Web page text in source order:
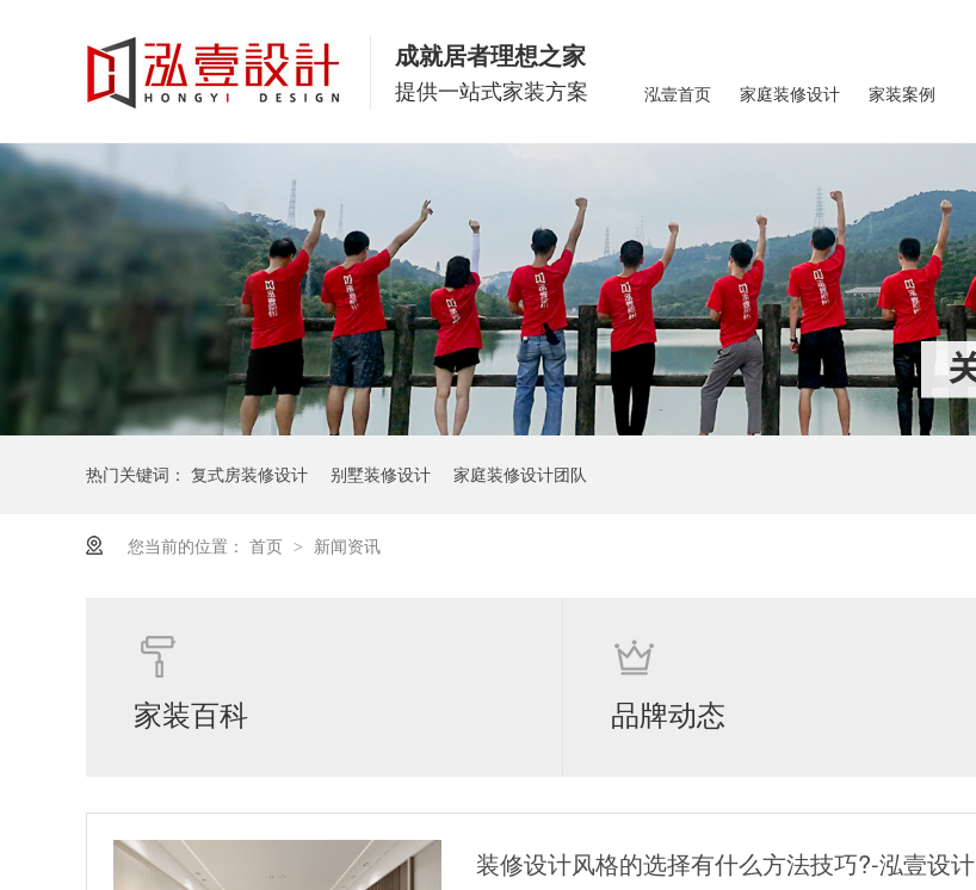
成就居者理想之家
提供一站式家装方案 泓壹首页 家庭装修设计 家装案例
热门关键词： 复式房装修设计 别墅装修设计 家庭装修设计团队
您当前的位置： 首页 > 新闻资讯
家装百科 品牌动态
装修设计风格的选择有什么方法技巧?-泓壹设计